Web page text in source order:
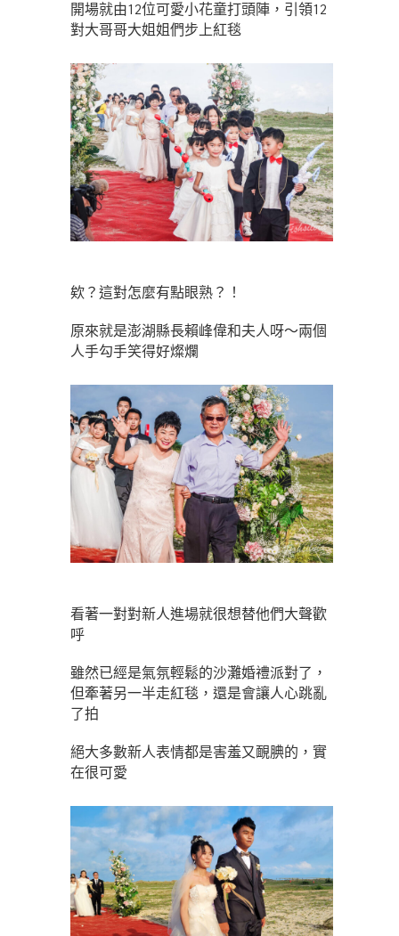
開場就由12位可愛小花童打頭陣，引領12
對大哥哥大姐姐們步上紅毯
欸？這對怎麼有點眼熟？！
原來就是澎湖縣長賴峰偉和夫人呀～兩個
人手勾手笑得好燦爛
看著一對對新人進場就很想替他們大聲歡
呼
雖然已經是氣氛輕鬆的沙灘婚禮派對了，
但牽著另一半走紅毯，還是會讓人心跳亂
了拍
絕大多數新人表情都是害羞又靦腆的，實
在很可愛